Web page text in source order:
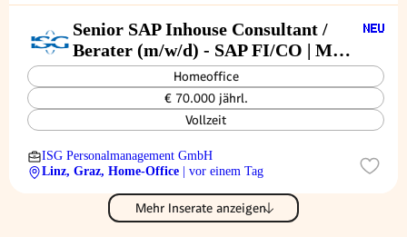
Senior SAP Inhouse Consultant /
Berater (m/w/d) - SAP FI/CO | MM
| HCM | BasisHomeoffice
€ 70.000 jährl.
Vollzeit
ISG Personalmanagement GmbH
Linz, Graz, Home-Office
| vor einem Tag
Mehr Inserate anzeigen